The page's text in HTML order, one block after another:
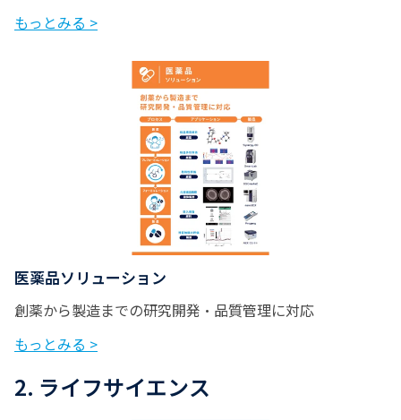
もっとみる >
医薬品ソリューション
創薬から製造までの研究開発・品質管理に対応
もっとみる >
2. ライフサイエンス